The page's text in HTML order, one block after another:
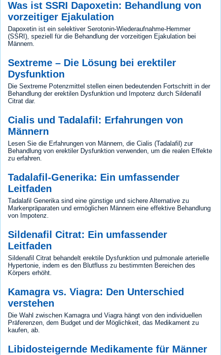
Was ist SSRI Dapoxetin: Behandlung von
vorzeitiger Ejakulation
Dapoxetin ist ein selektiver Serotonin-Wiederaufnahme-Hemmer
(SSRI), speziell für die Behandlung der vorzeitigen Ejakulation bei
Männern.
Sextreme – Die Lösung bei erektiler
Dysfunktion
Die Sextreme Potenzmittel stellen einen bedeutenden Fortschritt in der
Behandlung der erektilen Dysfunktion und Impotenz durch Sildenafil
Citrat dar.
Cialis und Tadalafil: Erfahrungen von
Männern
Lesen Sie die Erfahrungen von Männern, die Cialis (Tadalafil) zur
Behandlung von erektiler Dysfunktion verwenden, um die realen Effekte
zu erfahren.
Tadalafil-Generika: Ein umfassender
Leitfaden
Tadalafil Generika sind eine günstige und sichere Alternative zu
Markenpräparaten und ermöglichen Männern eine effektive Behandlung
von Impotenz.
Sildenafil Citrat: Ein umfassender
Leitfaden
Sildenafil Citrat behandelt erektile Dysfunktion und pulmonale arterielle
Hypertonie, indem es den Blutfluss zu bestimmten Bereichen des
Körpers erhöht.
Kamagra vs. Viagra: Den Unterschied
verstehen
Die Wahl zwischen Kamagra und Viagra hängt von den individuellen
Präferenzen, dem Budget und der Möglichkeit, das Medikament zu
kaufen, ab.
Libidosteigernde Medikamente für Männer